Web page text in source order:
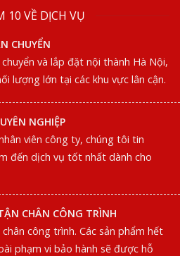
10 VỀ DỊCH VỤ
CHUYỂN
và lắp đặt nội thành Hà Nội,
lượng lớn tại các khu vực lân cận.
NGHIỆP
viên công ty, chúng tôi tin
đến dịch vụ tốt nhất dành cho
CHÂN CÔNG TRÌNH
công trình. Các sản phẩm hết
phạm vi bảo hành sẽ được hỗ